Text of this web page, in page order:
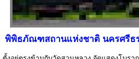
พิพิธภัณฑสถานแห่งชาติ นครศรีธ